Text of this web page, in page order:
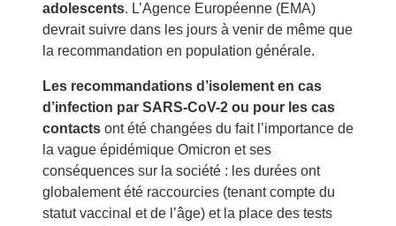
adolescents. L’Agence Européenne (EMA)
devrait suivre dans les jours à venir de même que
la recommandation en population générale.
Les recommandations d’isolement en cas
d’infection par SARS-CoV-2 ou pour les cas
contacts ont été changées du fait l’importance de
la vague épidémique Omicron et ses
conséquences sur la société : les durées ont
globalement été raccourcies (tenant compte du
statut vaccinal et de l’âge) et la place des tests